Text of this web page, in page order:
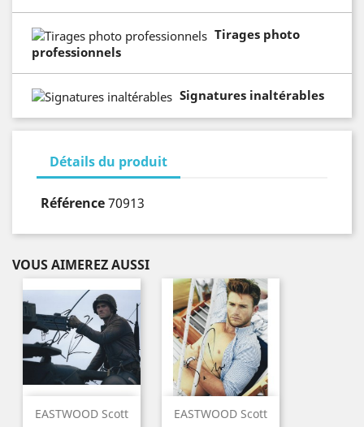
Tirages photo
professionnels
Signatures inaltérables
Détails du produit
Référence70913
VOUS AIMEREZ AUSSI
EASTWOOD Scott EASTWOOD Scott